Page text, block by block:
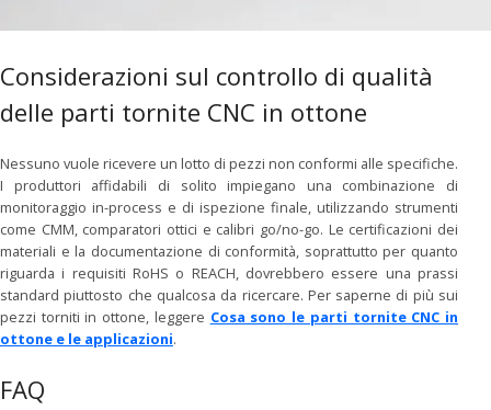
Considerazioni sul controllo di qualità
delle parti tornite CNC in ottone
Nessuno vuole ricevere un lotto di pezzi non conformi alle specifiche.
I produttori affidabili di solito impiegano una combinazione di
monitoraggio in-process e di ispezione finale, utilizzando strumenti
come CMM, comparatori ottici e calibri go/no-go. Le certificazioni dei
materiali e la documentazione di conformità, soprattutto per quanto
riguarda i requisiti RoHS o REACH, dovrebbero essere una prassi
standard piuttosto che qualcosa da ricercare. Per saperne di più sui
pezzi torniti in ottone, leggere Cosa sono le parti tornite CNC in
ottone e le applicazioni.
FAQ